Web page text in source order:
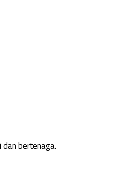
dan bertenaga.